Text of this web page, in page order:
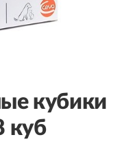
кубики
куб